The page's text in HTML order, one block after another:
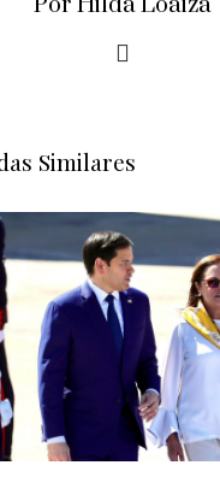
Similares